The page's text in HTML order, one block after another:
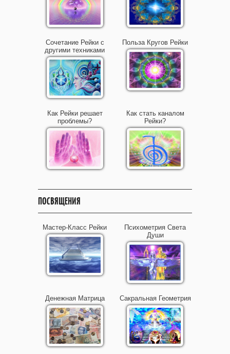
Сочетание Рейки с
другими техниками
Польза Кругов Рейки
Как Рейки решает
проблемы?
Как стать каналом
Рейки?
ПОСВЯЩЕНИЯ
Мастер-Класс Рейки
Психометрия Света
Души
Денежная Матрица Сакральная Геометрия